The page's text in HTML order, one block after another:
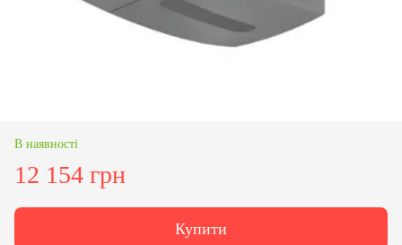
В наявності
12 154 грн
Купити